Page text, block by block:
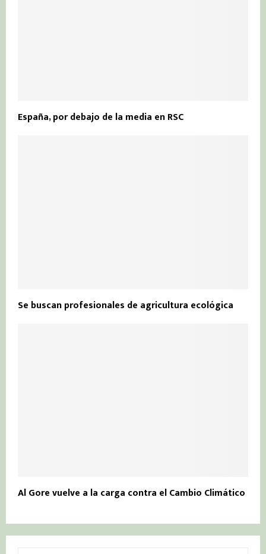
España, por debajo de la media en RSC
Se buscan profesionales de agricultura ecológica
Al Gore vuelve a la carga contra el Cambio Climático